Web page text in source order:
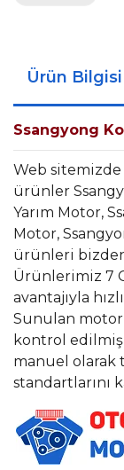
Ürün Bilgisi
Ssangyong
Web
ürünler
Yarım Motor,
Motor,
ürünleri
Ürünlerimiz 7
avantajıyla
Sunulan
kontrol edilmiş
manuel
standartlarını